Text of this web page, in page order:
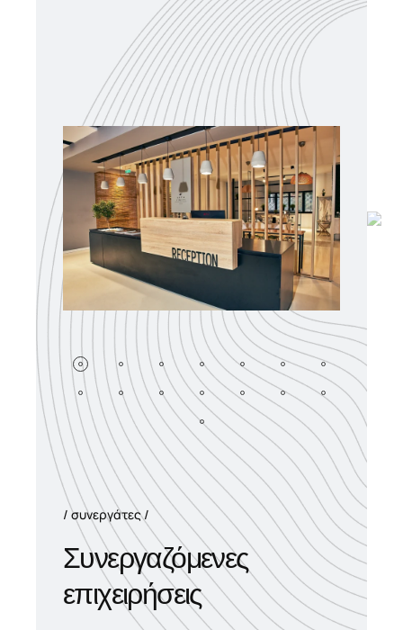
συνεργάτες
Συνεργαζόμενες
επιχειρήσεις